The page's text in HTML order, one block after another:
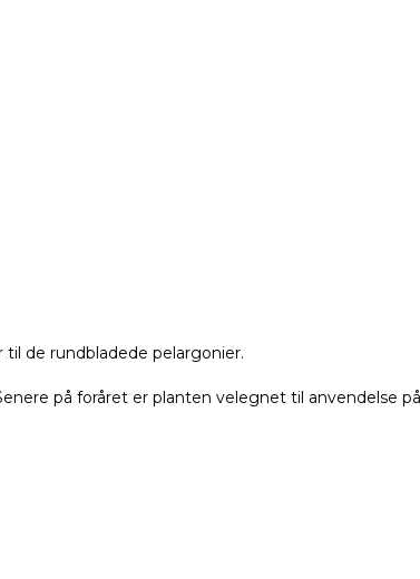
de rundbladede pelargonier.
på foråret er planten velegnet til anvendelse